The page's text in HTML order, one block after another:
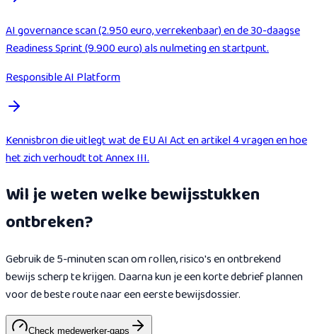
AI governance scan (2.950 euro, verrekenbaar) en de 30-daagse
Readiness Sprint (9.900 euro) als nulmeting en startpunt.
Responsible AI Platform
Kennisbron die uitlegt wat de EU AI Act en artikel 4 vragen en hoe
het zich verhoudt tot Annex III.
Wil je weten welke bewijsstukken
ontbreken?
Gebruik de 5-minuten scan om rollen, risico's en ontbrekend
bewijs scherp te krijgen. Daarna kun je een korte debrief plannen
voor de beste route naar een eerste bewijsdossier.
Check medewerker-gaps